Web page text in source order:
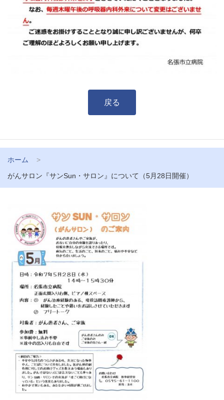
戻る
ホーム
がんサロン『サンSun・サロン』について（5月28日開催）